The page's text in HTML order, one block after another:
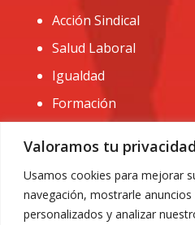
Valoramos tu privacidad
Usamos cookies para mejorar
navegación, mostrarle
personalizados y analizar
Acción Sindical
Salud Laboral
Igualdad
Formación
CONTACTO:
968 25 01 20